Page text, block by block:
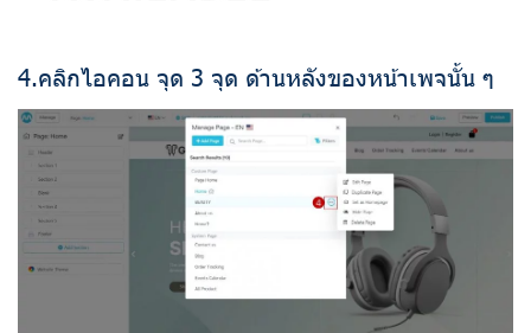
4.คลิกไอคอน จุด 3 จุด ด้านหลังของหน้าเพจนั้น ๆ